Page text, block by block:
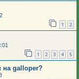
1 2
1 2 3 4 5
на galloper?